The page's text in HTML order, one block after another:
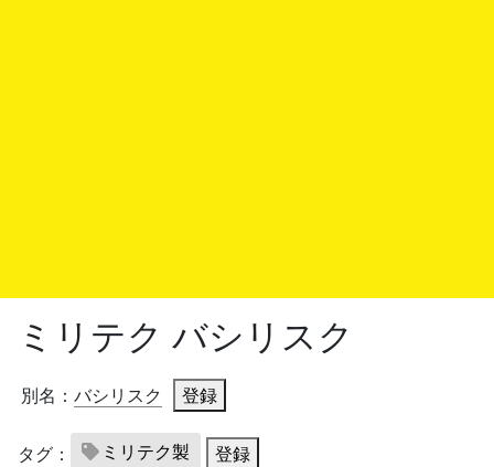
ミリテク バシリスク
別名： バシリスク 登録
タグ： ミリテク製 登録